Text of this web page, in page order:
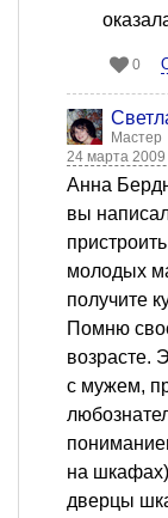
0
Мастер
24 марта 2009
Анна
вы
молодых
получите
Помню
возрасте.
с мужем,
на
дверцы